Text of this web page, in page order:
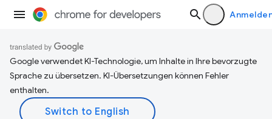
Google verwendet KI-Technologie, um Inhalte in Ihre bevorzugte
Sprache zu übersetzen. KI-Übersetzungen können Fehler
enthalten.